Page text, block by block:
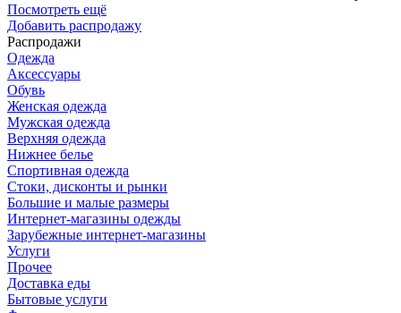
Посмотреть ещё
Добавить распродажу
Распродажи
Одежда
Аксессуары
Обувь
Женская одежда
Мужская одежда
Верхняя одежда
Нижнее белье
Спортивная одежда
Стоки, дисконты и рынки
Большие и малые размеры
Интернет-магазины одежды
Зарубежные интернет-магазины
Услуги
Прочее
Доставка еды
Бытовые услуги